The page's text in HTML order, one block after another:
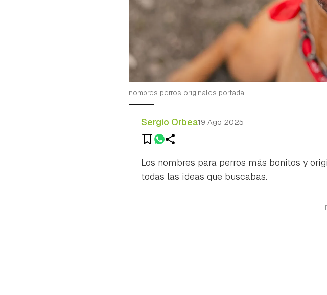
nombres perros originales portada
Sergio Orbea19 Ago 2025
Los nombres para perros más bonitos y
todas las ideas que buscabas.